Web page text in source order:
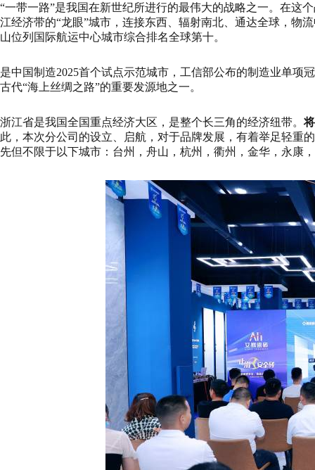
“一带一路”是我国在新世纪所进行的最伟大的战略之一。在这
江经济带的“龙眼”城市，连接东西、辐射南北、通达全球，物
山位列国际航运中心城市综合排名全球第十。
是中国制造2025首个试点示范城市，工信部公布的制造业单项
古代“海上丝绸之路”的重要发源地之一。
浙江省是我国全国重点经济大区，是整个长三角的经济纽带。
此，本次分公司的设立、启航，对于品牌发展，有着举足轻重
先但不限于以下城市：台州，舟山，杭州，衢州，金华，永康